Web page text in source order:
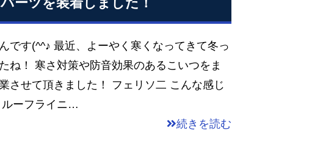
です(^^♪ 最近、よーやく寒くなってきて冬っ
ね！ 寒さ対策や防音効果のあるこいつをま
させて頂きました！ フェリソ二 こんな感じ
ルーフライニ…
続きを読む